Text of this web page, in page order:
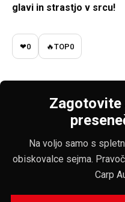
glavi in strastjo v srcu!
❤0 🔥TOP0
Zagotovite
Na voljo samo s
obiskovalce sejma.
Carp